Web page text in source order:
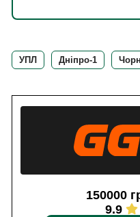
УПЛ Дніпро-1
150000
9.9